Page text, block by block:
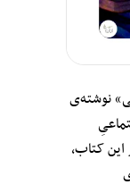
نوشته‌ی
کتاب،